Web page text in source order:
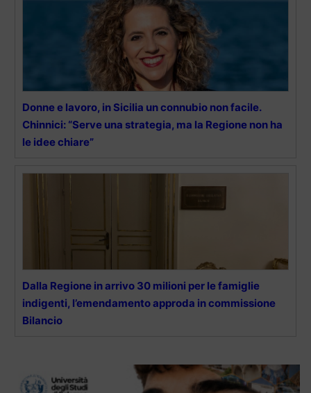
Donne e lavoro, in Sicilia un connubio non facile.
Chinnici: “Serve una strategia, ma la Regione non ha
le idee chiare”
Dalla Regione in arrivo 30 milioni per le famiglie
indigenti, l’emendamento approda in commissione
Bilancio